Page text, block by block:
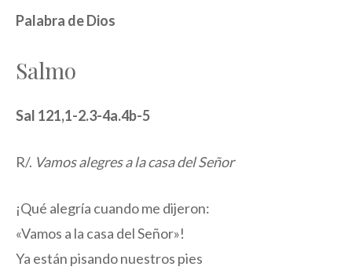
Palabra de Dios
Salmo
Sal 121,1-2.3-4a.4b-5
R/. Vamos alegres a la casa del Señor
¡Qué alegría cuando me dijeron:
«Vamos a la casa del Señor»!
Ya están pisando nuestros pies